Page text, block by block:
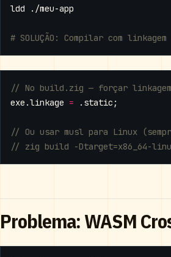
# SOLUÇÃO: Compilar com
exe .linkage = . static ;
Problema: WASM